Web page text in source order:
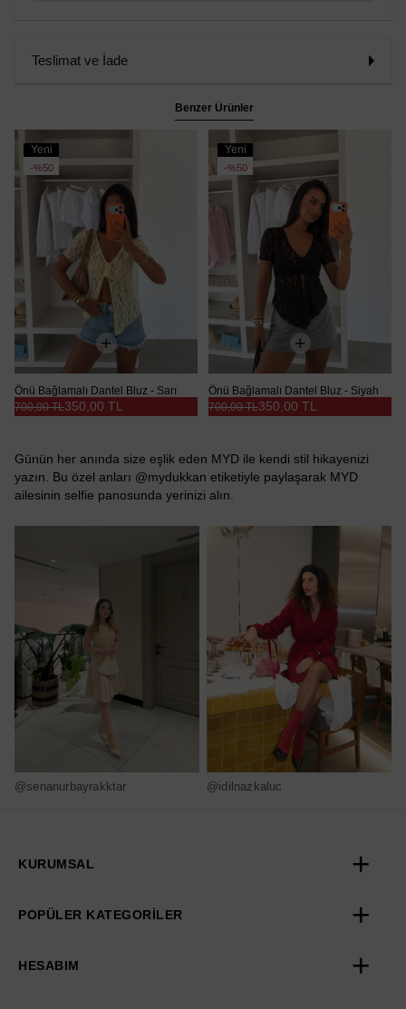
Teslimat ve İade
Benzer Ürünler
Yeni
Ürün
%50
Önü Bağlamalı Dantel Bluz - Sarı
350,00 TL
700,00 TL
Yeni
Ürün
%50
Önü Bağlamalı Dantel Bluz - Siyah
350,00 TL
700,00 TL
Günün her anında size eşlik eden MYD ile kendi stil hikayenizi
yazın. Bu özel anları @mydukkan etiketiyle paylaşarak MYD
ailesinin selfie panosunda yerinizi alın.
@senanurbayrakktar @idilnazkaluc
KURUMSAL
POPÜLER KATEGORİLER
HESABIM